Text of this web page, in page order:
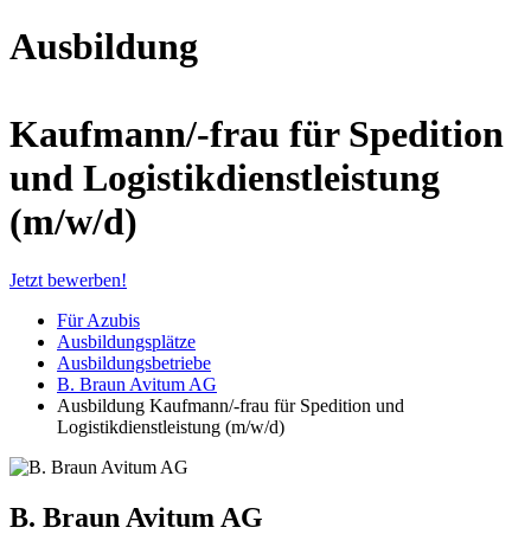
Ausbildung
Kaufmann/-frau für Spedition
und Logistikdienstleistung
(m/w/d)
Jetzt bewerben!
Für Azubis
Ausbildungsplätze
Ausbildungsbetriebe
B. Braun Avitum AG
Ausbildung Kaufmann/-frau für Spedition und
Logistikdienstleistung (m/w/d)
B. Braun Avitum AG